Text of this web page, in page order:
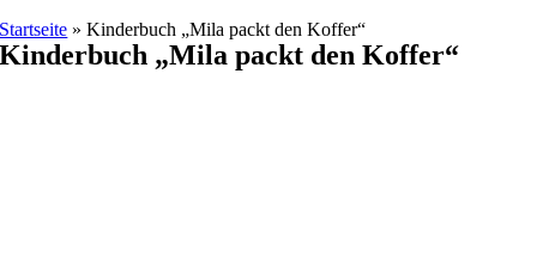
Startseite »Kinderbuch „Mila packt den Koffer“
Kinderbuch „Mila packt den Koffer“